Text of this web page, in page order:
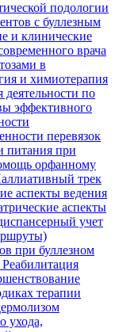
подологии
с буллезным
и клинические
врача
в
и химиотерапия
деятельности по
эффективного
перевязок
питания при
орфанному
трек
аспекты ведения
аспекты
учет
при буллезном
Реабилитация
терапии
ухода,